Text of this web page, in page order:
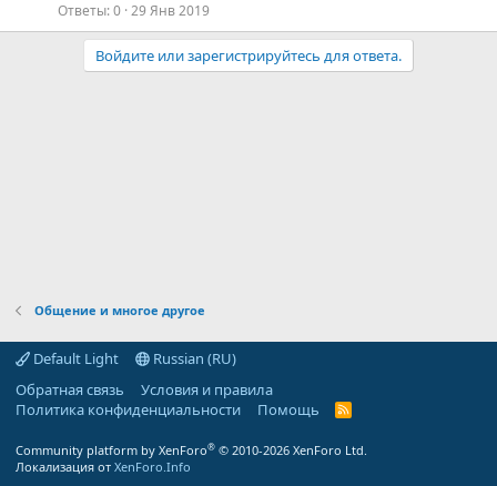
Ответы 0 29 Янв 2019
Войдите или зарегистрируйтесь для ответа.
Общение и многое другое
Default Light
Russian (RU)
Обратная связь
Условия и правила
Политика конфиденциальности
Помощь
R
Community platform by XenForo® © 2010-2026 XenForo Ltd.
Локализация от XenForo.Info